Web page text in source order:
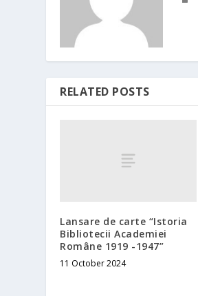
RELATED POSTS
Lansare de carte “Istoria
Bibliotecii Academiei
Române 1919 -1947”
11 October 2024